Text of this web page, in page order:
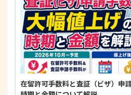
在留許可手数料と査証（ビザ）申